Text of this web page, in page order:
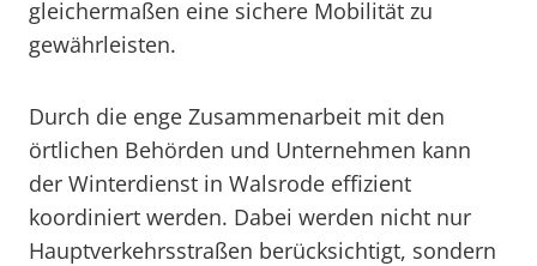
gleichermaßen eine sichere Mobilität zu
gewährleisten.
Durch die enge Zusammenarbeit mit den
örtlichen Behörden und Unternehmen kann
der Winterdienst in Walsrode effizient
koordiniert werden. Dabei werden nicht nur
Hauptverkehrsstraßen berücksichtigt, sondern